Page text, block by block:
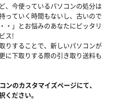
、今使っているパソコンの処分は
っていく時間もないし、古いので
・」とお悩みのあなたにピッタリ
ス!
りすることで、新しいパソコンが
に下取りする際の引き取り送料も
のカスタマイズページにて、
ください。